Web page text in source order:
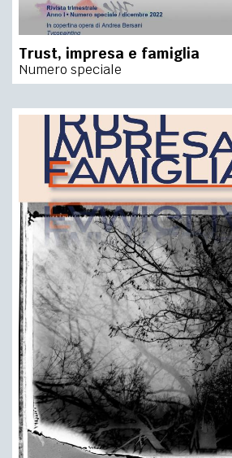
Trust, impresa e famiglia
Numero speciale